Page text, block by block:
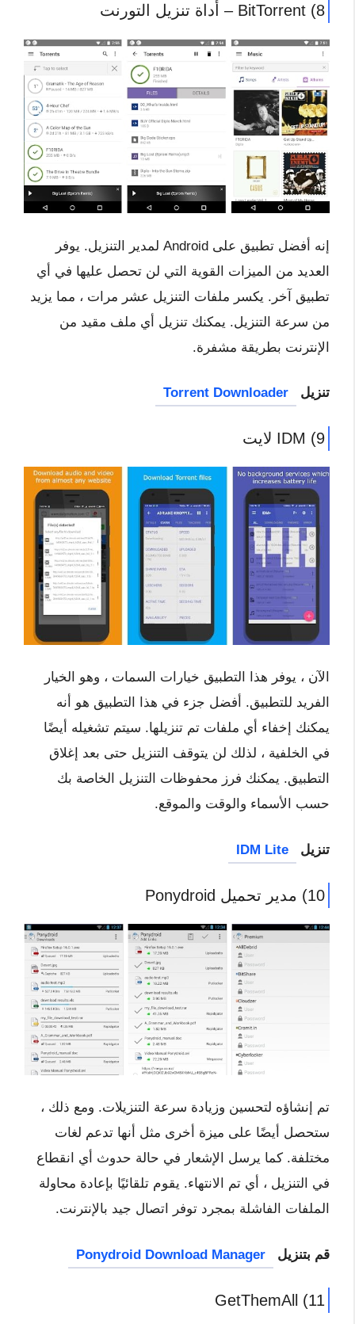
8) BitTorrent – أداة تنزيل التورنت
إنه أفضل تطبيق على Android لمدير التنزيل. يوفر
العديد من الميزات القوية التي لن تحصل عليها في أي
تطبيق آخر. يكسر ملفات التنزيل عشر مرات ، مما يزيد
من سرعة التنزيل. يمكنك تنزيل أي ملف مقيد من
الإنترنت بطريقة مشفرة.
تنزيل Torrent Downloader
9) IDM لايت
الآن ، يوفر هذا التطبيق خيارات السمات ، وهو الخيار
الفريد للتطبيق. أفضل جزء في هذا التطبيق هو أنه
يمكنك إخفاء أي ملفات تم تنزيلها. سيتم تشغيله أيضًا
في الخلفية ، لذلك لن يتوقف التنزيل حتى بعد إغلاق
التطبيق. يمكنك فرز محفوظات التنزيل الخاصة بك
حسب الأسماء والوقت والموقع.
تنزيل IDM Lite
10) مدير تحميل Ponydroid
تم إنشاؤه لتحسين وزيادة سرعة التنزيلات. ومع ذلك ،
ستحصل أيضًا على ميزة أخرى مثل أنها تدعم لغات
مختلفة. كما يرسل الإشعار في حالة حدوث أي انقطاع
في التنزيل ، أي تم الانتهاء. يقوم تلقائيًا بإعادة محاولة
الملفات الفاشلة بمجرد توفر اتصال جيد بالإنترنت.
قم بتنزيل Ponydroid Download Manager
11) GetThemAll